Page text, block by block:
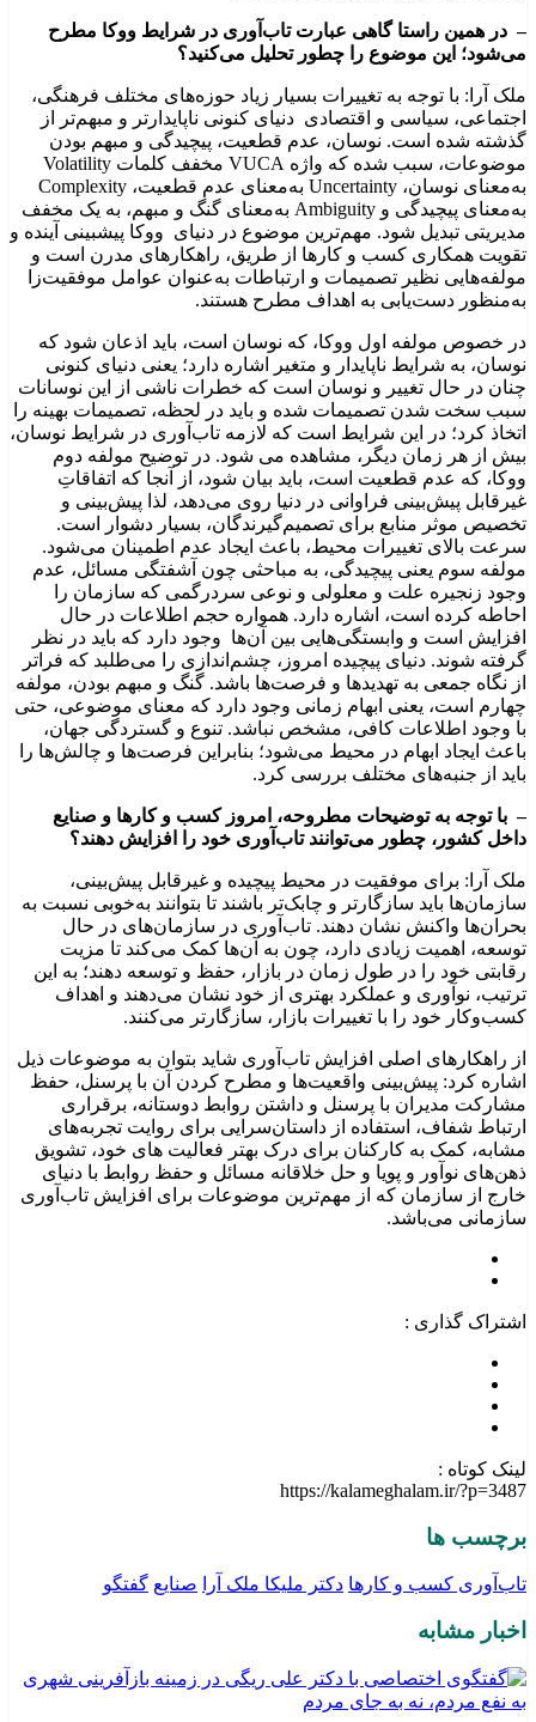
– در همین راستا گاهی عبارت تاب‌آوری در شرایط ووکا مطرح
می‌شود؛ این موضوع را چطور تحلیل می‌کنید؟
ملک آرا: با توجه به تغییرات بسیار زیاد حوزه‌های مختلف فرهنگی،
اجتماعی، سیاسی و اقتصادی دنیای کنونی ناپایدارتر و مبهم‌تر از
گذشته شده ‌است. نوسان، عدم قطعیت، پیچیدگی و مبهم بودن
موضوعات، سبب شده که واژه VUCA مخفف کلمات Volatility
به‌معنای نوسان، Uncertainty به‌معنای عدم قطعیت، Complexity
به‌معنای پیچیدگی و Ambiguity به‌معنای گنگ و مبهم، به یک مخفف
مدیریتی تبدیل شود. مهم‌ترین موضوع در دنیای ووکا پیشبینی آینده و
تقویت همکاری کسب و کارها از طریق، راهکارهای مدرن است و
مولفه‌هایی نظیر تصمیمات و ارتباطات به‌عنوان عوامل موفقیت‌زا
به‌منظور دست‌یابی به اهداف مطرح هستند.
در خصوص مولفه اول ووکا، که نوسان است، باید اذعان شود که
نوسان، به شرایط ناپایدار و متغیر اشاره دارد؛ یعنی دنیای کنونی
چنان در حال تغییر و نوسان است که خطرات ناشی از این نوسانات
سبب سخت شدن تصمیمات شده و باید در لحظه، تصمیمات بهینه را
اتخاذ کرد؛ در این شرایط است که لازمه تاب‌آوری در شرایط نوسان،
بیش از هر زمان دیگر، مشاهده می شود. در توضیح مولفه دوم
ووکا، که عدم قطعیت است، باید بیان شود، از آنجا که اتفاقاتِ
غیرقابل پیش‌‌بینی فراوانی در دنیا روی می‌دهد، لذا پیش‌‌بینی و
تخصیص موثر منابع برای تصمیم‌‌گیرندگان، بسیار دشوار است.
سرعت بالای تغییرات محیط، باعث ایجاد عدم اطمینان می‌‌شود.
مولفه سوم یعنی پیچیدگی، به مباحثی چون آشفتگی مسائل، عدم
وجود زنجیره علت و معلولی و نوعی سردرگمی که سازمان را
احاطه کرده است، اشاره دارد. همواره حجم اطلاعات در حال
افزایش است و وابستگی‌‌هایی بین آن‌ها وجود دارد که باید در نظر
گرفته شوند. دنیای پیچیده امروز، چشم‌اندازی را می‌‌طلبد که فراتر
از نگاه جمعی به تهدیدها و فرصت‌‌ها باشد. گنگ و مبهم بودن، مولفه
چهارم است، یعنی ابهام زمانی وجود دارد که معنای موضوعی، حتی
با وجود اطلاعات کافی، مشخص نباشد. تنوع و گستردگی جهان،
باعث ایجاد ابهام در محیط می‌‌شود؛ بنابراین فرصت‌ها و چالش‌ها را
باید از جنبه‌های مختلف بررسی کرد.
– با توجه به توضیحات مطروحه، امروز کسب و کارها و صنایع
داخل کشور، چطور می‌توانند تاب‌آوری خود را افزایش دهند؟
ملک آرا: برای موفقیت در محیط پیچیده و غیرقابل پیش‌بینی،
سازمان‌ها باید سازگارتر و چابک‌تر باشند تا بتوانند به‌خوبی نسبت به
بحران‌ها واکنش نشان دهند. تاب‌آوری در سازمان‌های در حال
توسعه، اهمیت زیادی دارد، چون به آن‌ها کمک می‌کند تا مزیت
رقابتی خود را در طول زمان در بازار، حفظ و توسعه دهند؛ به این
ترتیب، نوآوری و عملکرد بهتری از خود نشان می‌دهند و اهداف
کسب‌وکار خود را با تغییرات بازار، سازگارتر می‌کنند.
از راهکارهای اصلی افزایش تاب‌آوری شاید بتوان به موضوعات ذیل
اشاره کرد: پیش‌بینی واقعیت‌ها و مطرح کردن آن با پرسنل، حفظ
مشارکت مدیران با پرسنل و داشتن روابط دوستانه، برقراری
ارتباط شفاف، استفاده از داستان‌سرایی برای روایت تجربه‌های
مشابه، کمک به کارکنان برای درک بهتر فعالیت های خود، تشویق
ذهن‌های نوآور و پویا و حل خلاقانه مسائل و حفظ روابط با دنیای
خارج از سازمان که از مهم‌ترین موضوعات برای افزایش تاب‌آوری
سازمانی می‌باشد.
اشتراک گذاری :
لینک کوتاه :
https://kalameghalam.ir/?p=3487
برچسب ها
تاب‌آوری کسب و کارها دکتر ملیکا ملک آرا صنایع گفتگو
اخبار مشابه